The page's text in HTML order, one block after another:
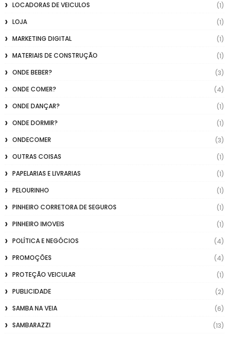
LOCADORAS DE VEICULOS
(1)
LOJA
(1)
MARKETING DIGITAL
(1)
MATERIAIS DE CONSTRUÇÃO
(1)
ONDE BEBER?
(3)
ONDE COMER?
(4)
ONDE DANÇAR?
(1)
ONDE DORMIR?
(1)
ONDECOMER
(3)
OUTRAS COISAS
(1)
PAPELARIAS E LIVRARIAS
(1)
PELOURINHO
(1)
PINHEIRO CORRETORA DE SEGUROS
(1)
PINHEIRO IMOVEIS
(1)
POLÍTICA E NEGÓCIOS
(4)
PROMOÇÕES
(4)
PROTEÇÃO VEICULAR
(1)
PUBLICIDADE
(2)
SAMBA NA VEIA
(6)
SAMBARAZZI
(13)